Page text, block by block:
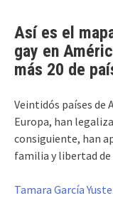
Así es el
gay en
más 20 de
Veintidós países de
Europa, han
consiguiente, han
familia y libertad de
Tamara García Yuste